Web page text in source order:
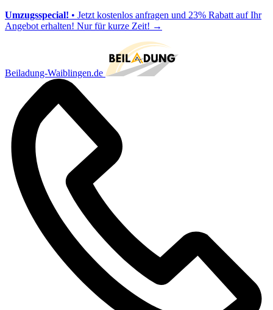
Umzugsspecial! • Jetzt kostenlos anfragen und 23% Rabatt auf Ihr
Angebot erhalten! Nur für kurze Zeit! →
Beiladung-Waiblingen.de